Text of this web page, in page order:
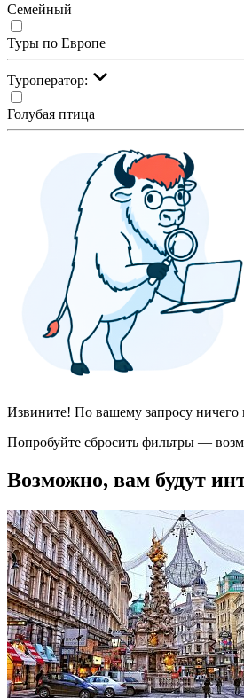
Семейный
Туры по Европе
Туроператор:
Голубая птица
Извините! По вашему запросу ничего
Попробуйте сбросить фильтры —
Возможно, вам будут